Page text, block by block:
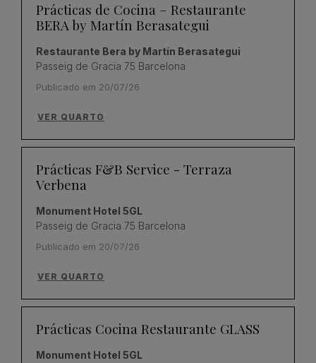
Prácticas de Cocina – Restaurante
BERA by Martín Berasategui
Restaurante Bera by Martín Berasategui
Passeig de Gracia 75 Barcelona
Publicado em 20/07/26
VER QUARTO
Prácticas F&B Service - Terraza
Verbena
Monument Hotel 5GL
Passeig de Gracia 75 Barcelona
Publicado em 20/07/26
VER QUARTO
Prácticas Cocina Restaurante GLASS
Monument Hotel 5GL